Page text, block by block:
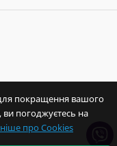
покращення вашого
погоджуєтесь на
про Cookies